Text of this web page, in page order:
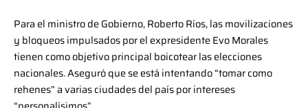
Para el ministro de Gobierno, Roberto Ríos, las movilizaciones
y bloqueos impulsados por el expresidente Evo Morales
tienen como objetivo principal boicotear las elecciones
nacionales. Aseguró que se está intentando “tomar como
rehenes” a varias ciudades del país por intereses